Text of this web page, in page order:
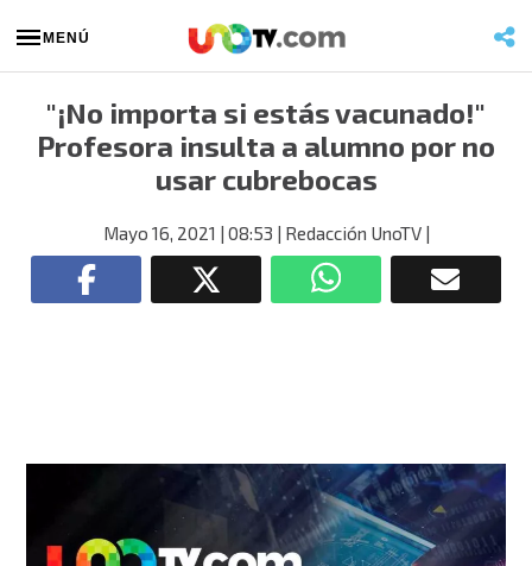
MENÚ
"¡No importa si estás vacunado!"
Profesora insulta a alumno por no
usar cubrebocas
Mayo 16, 2021 | 08:53 | Redacción UnoTV|